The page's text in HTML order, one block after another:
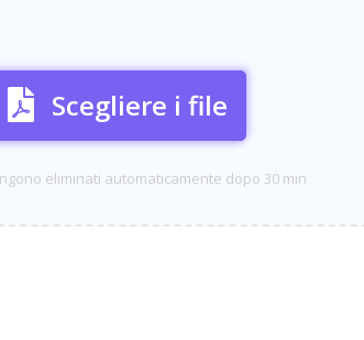
Scegliere i file
eliminati automaticamente dopo 30 min